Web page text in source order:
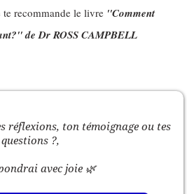
te recommande le livre ''Comment
de Dr ROSS CAMPBELL
réflexions, ton témoignage ou tes
questions ?,
avec joie 🌿